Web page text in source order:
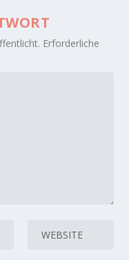
Erforderliche